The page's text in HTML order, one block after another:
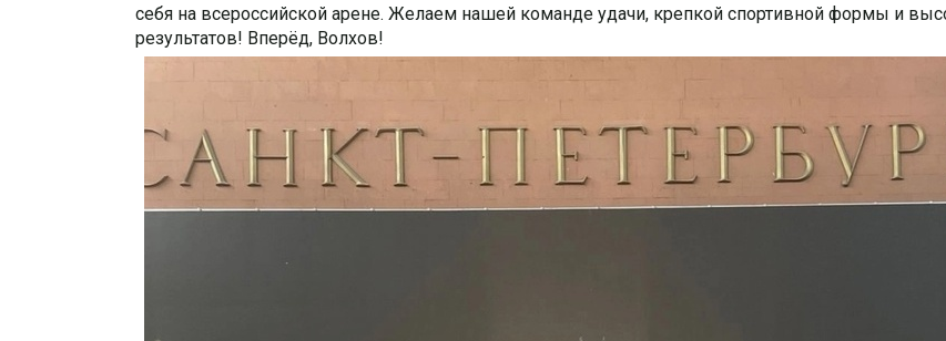
себя на всероссийской арене. Желаем нашей команде удачи, крепкой спортивной формы и
результатов! Вперёд, Волхов!